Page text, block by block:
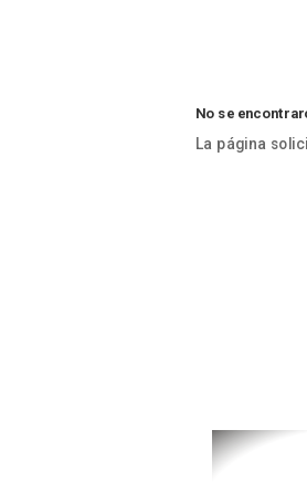
No se
La página